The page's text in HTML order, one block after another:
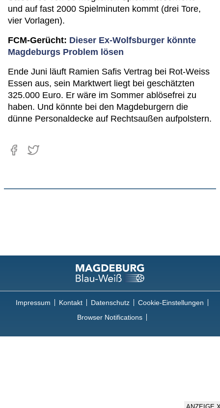
und auf fast 2000 Spielminuten kommt (drei Tore,
vier Vorlagen).
FCM-Gerücht: Dieser Ex-Wolfsburger könnte
Magdeburgs Problem lösen
Ende Juni läuft Ramien Safis Vertrag bei Rot-Weiss
Essen aus, sein Marktwert liegt bei geschätzten
325.000 Euro. Er wäre im Sommer ablösefrei zu
haben. Und könnte bei den Magdeburgern die
dünne Personaldecke auf Rechtsaußen aufpolstern.
Impressum Kontakt Datenschutz
Cookie-Einstellungen
Browser Notifications